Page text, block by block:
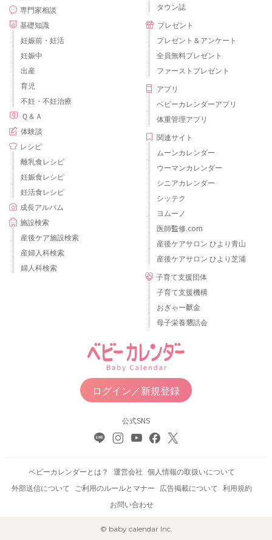
専門家相談
基礎知識
妊娠前・妊活
妊娠中
出産
育児
不妊・不妊治療
Ｑ＆Ａ
体験談
レシピ
離乳食レシピ
妊娠食レシピ
妊活食レシピ
成長アルバム
施設検索
産後ケア施設検索
産婦人科検索
婦人科検索
タウン誌
プレゼント
プレゼント＆アンケート
全員無料プレゼント
ファーストプレゼント
アプリ
ベビーカレンダーアプリ
体重管理アプリ
関連サイト
ムーンカレンダー
ウーマンカレンダー
シニアカレンダー
シッテク
ヨムーノ
医師監修.com
産後ケアサロン ひより青山
産後ケアサロン ひより芝浦
子育て支援団体
子育て支援機構
おぎゃー献金
母子栄養懇話会
ログイン／新規登録
公式SNS
ベビーカレンダーとは？ 運営会社 個人情報の取扱いについて
外部送信について
ご利用のルールとマナー 広告掲載について 利用規約
お問い合わせ
© baby calendar Inc.